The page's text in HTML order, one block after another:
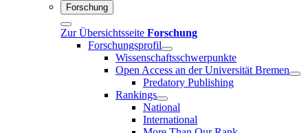
Forschung
Zur Übersichtsseite Forschung
Forschungsprofil
Wissenschaftsschwerpunkte
Open Access an der Universität Bremen
Predatory Publishing
Rankings
National
International